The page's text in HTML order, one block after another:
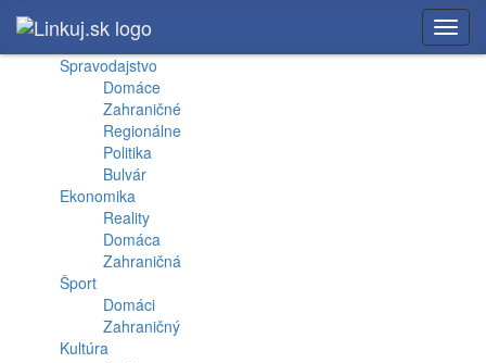
Spravodajstvo
Domáce
Zahraničné
Regionálne
Politika
Bulvár
Ekonomika
Reality
Domáca
Zahraničná
Šport
Domáci
Zahraničný
Kultúra